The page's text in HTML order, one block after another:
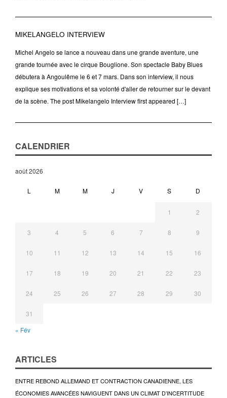
MIKELANGELO INTERVIEW
Michel Angelo se lance a nouveau dans une grande aventure, une
grande tournée avec le cirque Bouglione. Son spectacle Baby Blues
débutera à Angoulême le 6 et 7 mars. Dans son interview, il nous
explique ses motivations et sa volonté d'aller de retourner sur le devant
de la scène. The post Mikelangelo Interview first appeared […]
CALENDRIER
août 2026
L M M J V S D
1 2
3 4 5 6 7 8 9
10 11 12 13 14 15 16
17 18 19 20 21 22 23
24 25 26 27 28 29 30
31
« Fév
ARTICLES
ENTRE REBOND ALLEMAND ET CONTRACTION CANADIENNE, LES
ÉCONOMIES AVANCÉES NAVIGUENT DANS UN CLIMAT D’INCERTITUDE